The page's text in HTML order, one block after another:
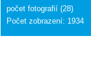
počet fotografií (28)
Počet zobrazení: 1934